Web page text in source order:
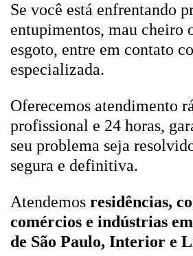
Se você está enfrentando
entupimentos, mau cheiro
esgoto, entre em contato
especializada.
Oferecemos atendimento
profissional e 24 horas,
seu problema seja
segura e definitiva.
Atendemos residências,
comércios e indústrias
de São Paulo, Interior e